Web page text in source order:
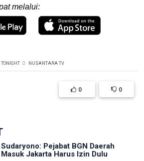
melalui:
TONIGHT NUSANTARA TV
0 0
Sudaryono: Pejabat BGN Daerah
Masuk Jakarta Harus Izin Dulu